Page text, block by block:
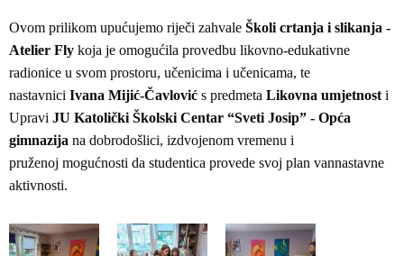
Ovom prilikom upućujemo riječi zahvale Školi crtanja i slikanja -
Atelier Fly koja je omogućila provedbu likovno-edukativne
radionice u svom prostoru, učenicima i učenicama, te
nastavnici Ivana Mijić-Čavlović s predmeta Likovna umjetnost i
Upravi JU Katolički Školski Centar “Sveti Josip” - Opća
gimnazija na dobrodošlici, izdvojenom vremenu i
pruženoj mogućnosti da studentica provede svoj plan vannastavne
aktivnosti.